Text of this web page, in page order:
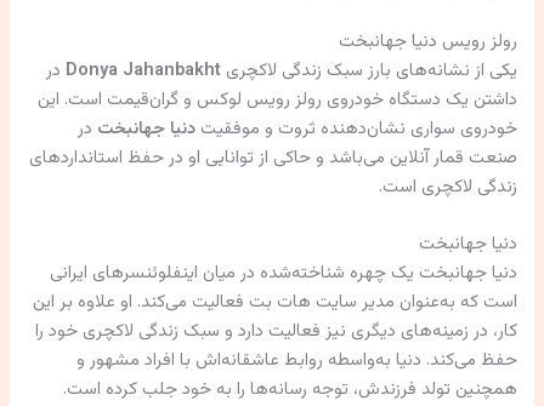
رولز رویس دنیا جهانبخت
یکی از نشانه‌های بارز سبک زندگی لاکچریDonya Jahanbakht در
داشتن یک دستگاه خودروی رولز رویس لوکس و گران‌قیمت است. این
خودروی سواری نشان‌دهنده ثروت و موفقیتدنیا جهانبخت در
صنعت قمار آنلاین می‌باشد و حاکی از توانایی او در حفظ استاندارد‌های
زندگی لاکچری است.
دنیا جهانبخت
دنیا جهانبخت یک چهره شناخته‌شده در میان اینفلوئنسرهای ایرانی
است که به‌عنوان مدیر سایت هات بت فعالیت می‌کند. او علاوه بر این
کار، در زمینه‌های دیگری نیز فعالیت دارد و سبک زندگی لاکچری خود را
حفظ می‌کند. دنیا به‌واسطه روابط عاشقانه‌اش با افراد مشهور و
همچنین تولد فرزندش، توجه رسانه‌ها را به خود جلب کرده است.